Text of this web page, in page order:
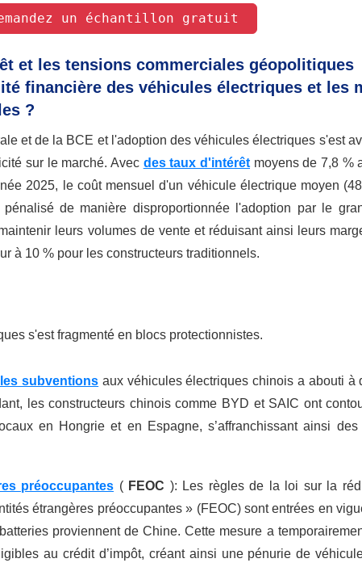
un échantillon gratuit
et les tensions commerciales géopolitiques
financière des véhicules électriques et les
?
et de la BCE et l'adoption des véhicules électriques s'est
sur le marché. Avec des taux d'intérêt moyens de 7,8 %
2025, le coût mensuel d'un véhicule électrique moyen
de manière disproportionnée l'adoption par le
leurs volumes de vente et réduisant ainsi leurs
à 10 % pour les constructeurs traditionnels.
s'est fragmenté en blocs protectionnistes.
subventions aux véhicules électriques chinois a abouti à
les constructeurs chinois comme BYD et SAIC ont
en Hongrie et en Espagne, s’affranchissant ainsi
préoccupantes ( FEOC ): Les règles de la loi sur la
étrangères préoccupantes » (FEOC) sont entrées en
proviennent de Chine. Cette mesure a
au crédit d’impôt, créant ainsi une pénurie de